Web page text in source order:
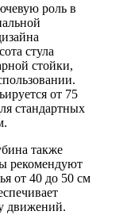
роль в
стула
стойки,
от 75
стандартных
также
рекомендуют
от 40 до 50 см
движений.